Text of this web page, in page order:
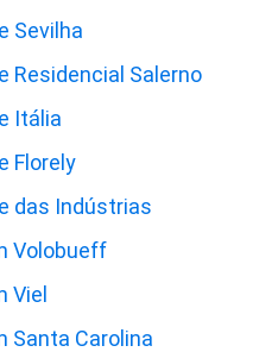
Sevilha
Residencial Salerno
Itália
Florely
das Indústrias
Volobueff
Viel
Santa Carolina